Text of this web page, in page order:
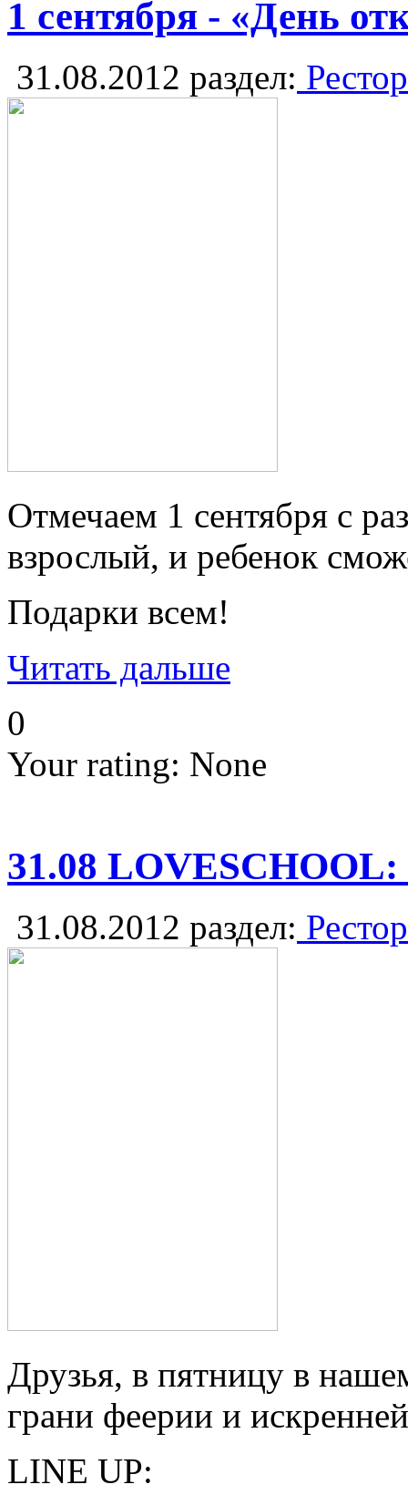
1 сентября - «День
31.08.2012 раздел:
Отмечаем 1 сентября с
взрослый, и ребенок
Подарки всем!
Читать дальше
0
Your rating: None
31.08
31.08.2012 раздел:
Друзья, в пятницу в
грани феерии и
LINE UP: